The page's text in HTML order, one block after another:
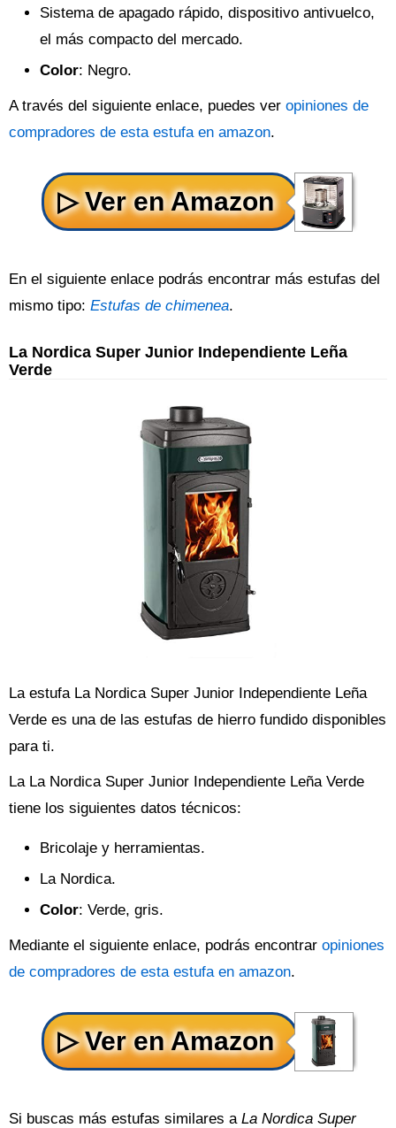
Sistema de apagado rápido, dispositivo antivuelco,
el más compacto del mercado.
Color: Negro.
A través del siguiente enlace, puedes ver opiniones de
compradores de esta estufa en amazon.
En el siguiente enlace podrás encontrar más estufas del
mismo tipo: Estufas de chimenea.
La Nordica Super Junior Independiente Leña
Verde
La estufa La Nordica Super Junior Independiente Leña
Verde es una de las estufas de hierro fundido disponibles
para ti.
La La Nordica Super Junior Independiente Leña Verde
tiene los siguientes datos técnicos:
Bricolaje y herramientas.
La Nordica.
Color: Verde, gris.
Mediante el siguiente enlace, podrás encontrar opiniones
de compradores de esta estufa en amazon.
Si buscas más estufas similares a La Nordica Super